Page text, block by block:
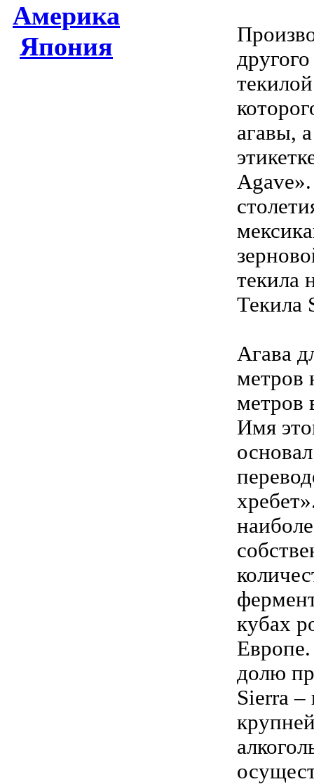
Америка
Япония
агавы,
текила
Текила
Агава
метров
метров
Имя
кубах
долю
Sierra –